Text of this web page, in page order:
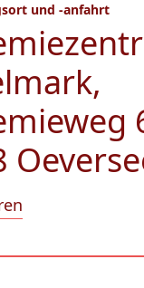
und -anfahrt